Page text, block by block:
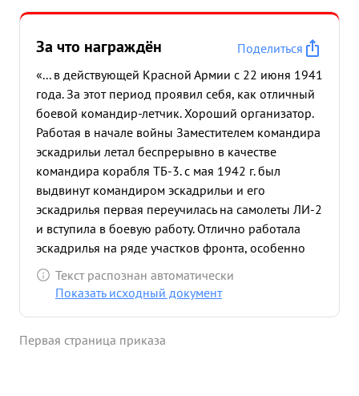
За что награждён
Поделиться
«... в действующей Красной Армии с 22 июня 1941
года. За этот период проявил себя, как отличный
боевой командир-летчик. Хороший организатор.
Работая в начале войны Заместителем командира
эскадрильи летал беспрерывно в качестве
командира корабля ТБ-3. с мая 1942 г. был
выдвинут командиром эскадрильи и его
эскадрилья первая переучилась на самолеты ЛИ-2
и вступила в боевую работу. Отлично работала
эскадрилья на ряде участков фронта, особенно
хорошо работала в интересах Кавказкого фронта,
где сделала более 500 боевых вылетов. с марта
организатором и полк сколотил в боевой
Текст распознан автоматически
Показать исходный документ
Первая страница приказа